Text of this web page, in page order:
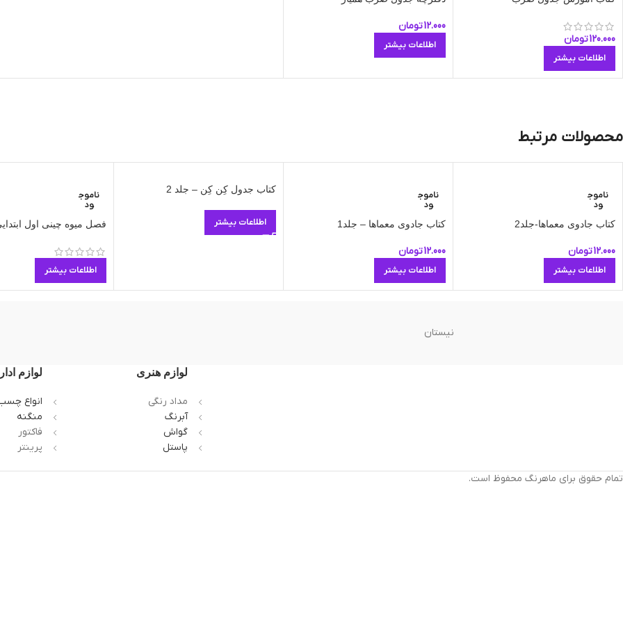
120.000تومان
اطلاعات بیشتر
12.000تومان
اطلاعات بیشتر
محصولات مرتبط
ناموج
ود
کتاب جادوی معماها-جلد2
12.000تومان
اطلاعات بیشتر
ناموج
ود
کتاب جادوی معماها – جلد1
12.000تومان
اطلاعات بیشتر
کتاب جدول کِن کِن – جلد 2
اطلاعات بیشتر
ناموج
ود
فصل میوه چینی اول
اطلاعات بیشتر
نیستان
لوازم هنری
مداد رنگی
آبرنگ
گواش
پاستل
لوازم
انواع
منگنه
فاکتور
پرینتر
تمام حقوق برای ماهرنگ محفوظ است.